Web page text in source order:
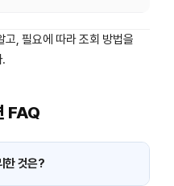
고, 필요에 따라 조회 방법을
FAQ
한 것은?